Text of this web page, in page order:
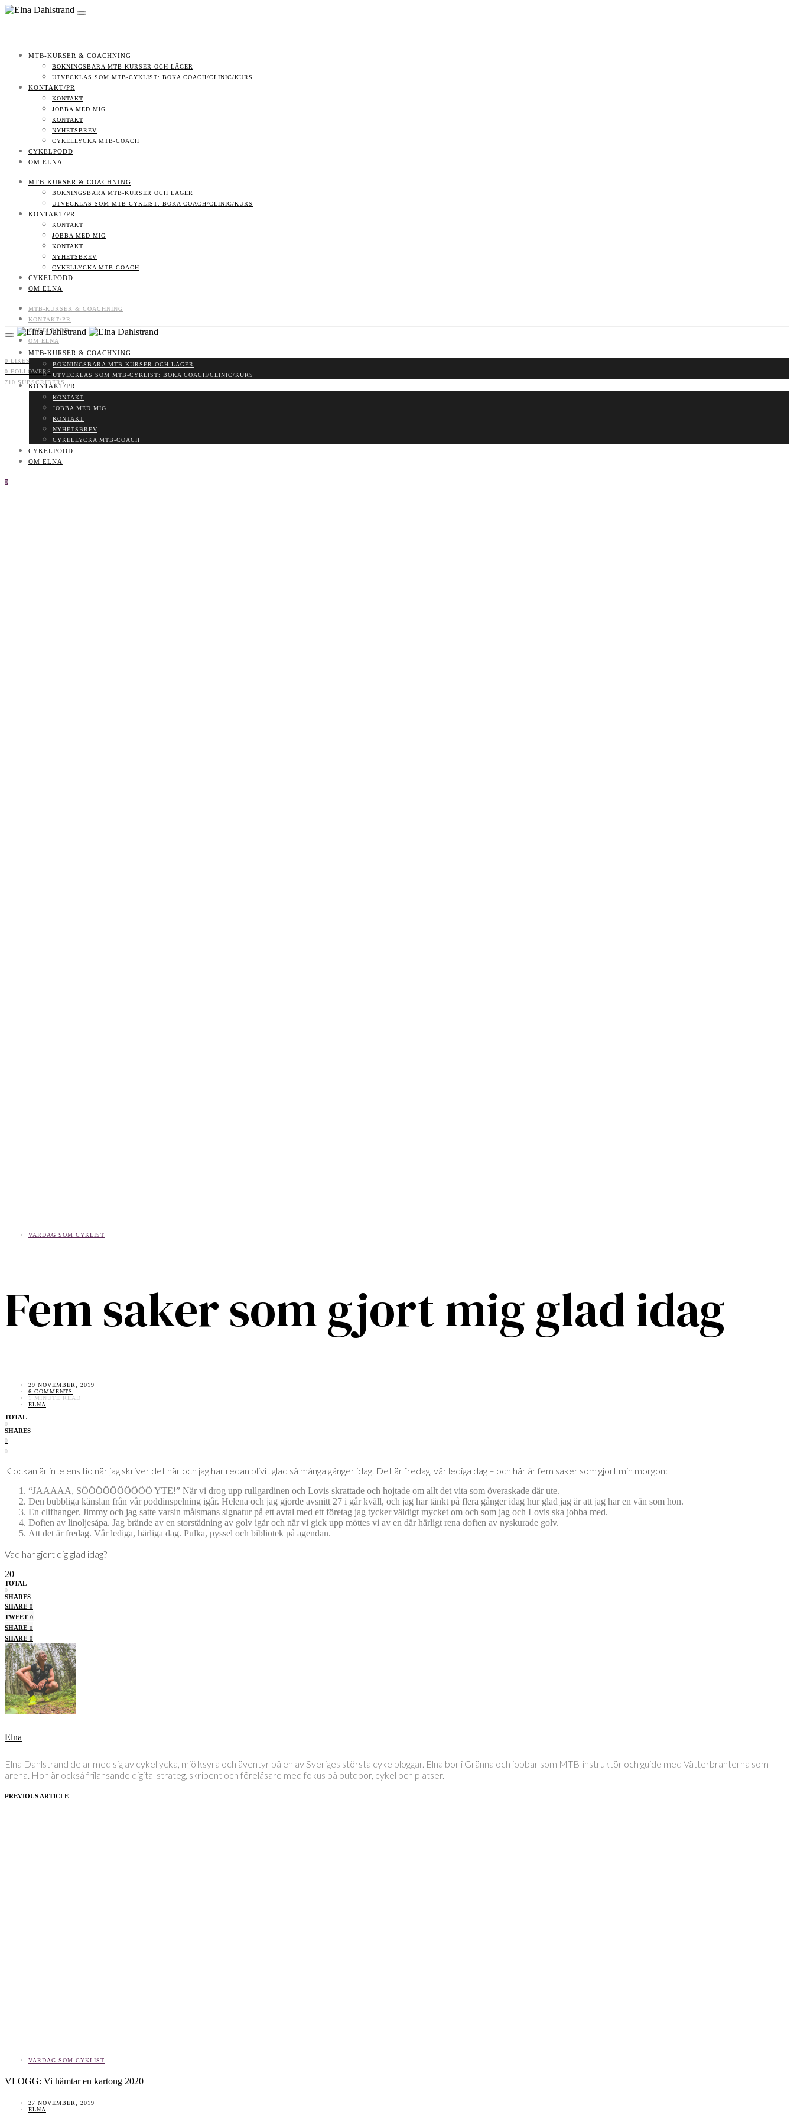
MTB-KURSER & COACHNING
BOKNINGSBARA MTB-KURSER OCH LÄGER
UTVECKLAS SOM MTB-CYKLIST: BOKA COACH/CLINIC/KURS
KONTAKT/PR
KONTAKT
JOBBA MED MIG
KONTAKT
NYHETSBREV
CYKELLYCKA MTB-COACH
CYKELPODD
OM ELNA
MTB-KURSER & COACHNING
BOKNINGSBARA MTB-KURSER OCH LÄGER
UTVECKLAS SOM MTB-CYKLIST: BOKA COACH/CLINIC/KURS
KONTAKT/PR
KONTAKT
JOBBA MED MIG
KONTAKT
NYHETSBREV
CYKELLYCKA MTB-COACH
CYKELPODD
OM ELNA
MTB-KURSER & COACHNING
KONTAKT/PR
CYKELPODD
OM ELNA
0 LIKES
0 FOLLOWERS
710 SUBSCRIBERS
MTB-KURSER & COACHNING
BOKNINGSBARA MTB-KURSER OCH LÄGER
UTVECKLAS SOM MTB-CYKLIST: BOKA COACH/CLINIC/KURS
KONTAKT/PR
KONTAKT
JOBBA MED MIG
KONTAKT
NYHETSBREV
CYKELLYCKA MTB-COACH
CYKELPODD
OM ELNA
0
VARDAG SOM CYKLIST
Fem saker som gjort mig glad idag
29 NOVEMBER, 2019
6 COMMENTS
1 MINUTE READ
ELNA
TOTAL
0
SHARES
0
0
Klockan är inte ens tio när jag skriver det här och jag har redan blivit glad så många gånger idag. Det är fredag, vår lediga dag – och här är fem saker som gjort min morgon:
“JAAAAA, SÖÖÖÖÖÖÖÖÖÖ YTE!” När vi drog upp rullgardinen och Lovis skrattade och hojtade om allt det vita som överaskade där ute.
Den bubbliga känslan från vår poddinspelning igår. Helena och jag gjorde avsnitt 27 i går kväll, och jag har tänkt på flera gånger idag hur glad jag är att jag har en vän som hon.
En clifhanger. Jimmy och jag satte varsin målsmans signatur på ett avtal med ett företag jag tycker väldigt mycket om och som jag och Lovis ska jobba med.
Doften av linoljesåpa. Jag brände av en storstädning av golv igår och när vi gick upp möttes vi av en där härligt rena doften av nyskurade golv.
Att det är fredag. Vår lediga, härliga dag. Pulka, pyssel och bibliotek på agendan.
Vad har gjort dig glad idag?
20
TOTAL
0
SHARES
SHARE 0
TWEET 0
SHARE 0
SHARE 0
Elna
Elna Dahlstrand delar med sig av cykellycka, mjölksyra och äventyr på en av Sveriges största cykelbloggar. Elna bor i Gränna och jobbar som MTB-instruktör och guide med Vätterbranterna som
arena. Hon är också frilansande digital strateg, skribent och föreläsare med fokus på outdoor, cykel och platser.
PREVIOUS ARTICLE
VARDAG SOM CYKLIST
VLOGG: Vi hämtar en kartong 2020
27 NOVEMBER, 2019
ELNA